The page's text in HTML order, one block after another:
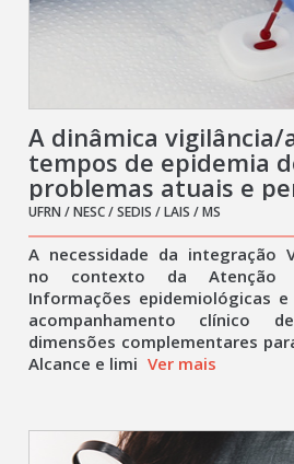
A dinâmica vigilância/
tempos de epidemia
problemas atuais e
UFRN / NESC / SEDIS / LAIS / MS
A necessidade da integração
no contexto da Atenção
Informações epidemiológicas
acompanhamento clínico
dimensões complementares
Alcance e limi Ver mais